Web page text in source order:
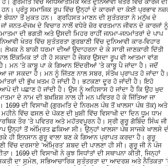
ਗੁਰਮਤਿ ਵਿੱਚ ਅਧਿਆਤਮਿਕ ਅਤੇ ਦੁਨਿਆਵੀ ਖੇਤਰ ਵਿੱਚ ਕਾਰਜ ਦੀ
ਪ੍ਰੰਤੂ ਸਮਾਜਿਕ ਰੂਪ ਵਿੱਚ ਉਨ੍ਹਾਂ ਦੇ ਕਾਰਜਾਂ ਦਾ ਕੋਈ ਪ੍ਰਭਾਵ
ਤੋਂ ਮੁਕਤ ਹਨ। ਗ੍ਰਹਿਸਤ ਮਾਣਨ ਦੀ ਸੁਤੰਤਰਤਾ ਨੇ ਮਨੁੱਖ ਦੇ
ਜਨਤ-ਦੋਜਖ਼ ਦੇ ਵਿਚਾਰ ਨਾਲੋਂ ਵਧੇਰੇ ਜ਼ੋਰ ਵਰਤਮਾਨ ਜੀਵਨ ਦੇ ਕਾਰਜਾਂ ਨੂੰ
ਦੀ ਭਗਤੀ ਅਤੇ ਉਸਦੀ ਮਿਹਰ ਰਾਹੀਂ ਜਨਮਾ-ਜਨਮਾਂਤਰਾਂ ਦੇ ਪਾਪ
ਖੇਤਰ ਵਿੱਚ ਸੁਤੰਤਰਤਾ ਗੁਰਬਾਣੀ ਵਿੱਚ ਦੁਨਿਆਵੀ ਕਾਰ-ਵਿਹਾਰ
ਨੇ ਬਾਕੀ ਧਰਮਾ ਦੀਆਂ ਉਦਾਹਰਨਾ ਦੇ ਕੇ ਸਾਰੀ ਜਾਣਕਾਰੀ ਦਿੱਤੀ
ਇੱਕਮਿਕ ਤਾਂ ਹੀ ਹੋ ਸਕਦਾ ਹੈ ਜੇਕਰ ਉਸਦਾ ਰੂਪ ਵੀ ਆਤਮਾ ਵਾਂਗ
ਮਨ ‘ਤੇ ਕਾਬੂ ਪਾ ਕੇ ਗਿਆਨ ਇੰਦਰੀਆਂ ‘ਤੇ ਕਾਬੂ ਪੈ ਜਾਂਦਾ ਹੈ। ਜਦੋਂ
ਜਾ ਸਕਦਾ ਹੈ। ਮਨ ਨੂੰ ਜਿੱਤਣ ਨਾਲ ਸਬਰ, ਸੰਤੋਖ ਪ੍ਰਾਪਤ ਹੋ ਜਾਂਦਾ ਹੈ।
ਦੀ ਭੁੱਖ ਖ਼ਤਮ ਹੋ ਜਾਂਦੀ ਹੈ। ਭਟਕਣਾ ਦੂਰ ਹੋ ਜਾਂਦੀ ਹੈ। ਇਹੋ
ਦੀ ਪਛਾਣ ਹੋ ਜਾਂਦੀ ਹੈ। ਉਸ ਨੂੰ ਅਹਿਸਾਸ ਹੋ ਜਾਂਦਾ ਹੈ ਕਿ ਉਹ ਖੁਦ
ਦੇ ਨਾਮ ਦੀ ਬਖ਼ਸ਼ਿਸ਼ ਨਾਲ ਹੀ ਮਨ ਪਵਿਤਰ ਹੋ ਕੇ ਜਿੱਤਿਆ ਜਾ
ਦੀ ਵਿਸਾਖੀ (ਗੁਰਮਤਿ ਦੇ ਨਿਰਮਲ ਪੰਥ ਤੋਂ ਖਾਲਸਾ ਪੰਥ ਤੱਕ) ਅਤੇ
ਵਿੱਚ ਫਸਲ ਦੇ ਪੱਕਣ ਦੀ ਖ਼ੁਸ਼ੀ ਵਿੱਚ ਵਿਸਾਖੀ ਦਾ ਦਿਨ ਧੂਮ ਧਾਮ
ਤੌਰ ‘ਤੇ ਪਵਿਤਰ ਅਤੇ ਮਹੱਤਵਪੂਰਨ ਹੈ। ਸ੍ਰੀ ਗੁਰੂ ਗੋਬਿੰਦ ਸਿੰਘ ਜੀ
ਤੋਂ ਅੰਮਿ੍ਰਤ ਛਕਿਆ ਸੀ। ਉਨ੍ਹਾਂ ਖਾਲਸਾ ਪੰਥ ਸਾਜਕੇ ਖਾਲਸੇ
ਹੀ ਇਨਸਾਨ ਗੁਰੂ ਵਾਲਾ ਬਣ ਕੇ ਗਿਆਨ ਪ੍ਰਾਪਤ ਕਰਦਾ ਹੈ। ਗੁਰੂ
ਵਿੱਚ ਦਰਸਾਏ ‘ਅੰਮਿ੍ਰਤ’ ਸ਼ਬਦ ਦੀ ਪਾਲਣਾ ਹੀ ਸੀ। ਗੁਰੂ ਜੀ ਨੇ ਪੰਜ
1699 ਦੀ ਵਿਸਾਖੀ ਨੇ ਕੁਝ ਸਿਧਾਂਤਾਂ ਦੀ ਸਥਾਪਨਾ ਕੀਤੀ, ਜਿਨ੍ਹਾਂ
ਦਾ ਸੁਮੇਲ, ਸਭਿਆਚਾਰਿਕ ਸੁਤੰਤਰਤਾ ਦਾ ਆਦਰਸ਼ ਅਤੇ ਨੈਤਿਕਤਾ